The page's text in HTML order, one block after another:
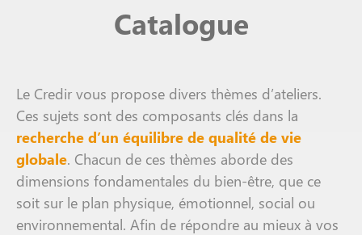
Catalogue
Le Credir vous propose divers thèmes d’ateliers.
Ces sujets sont des composants clés dans la
recherche d’un équilibre de qualité de vie
globale. Chacun de ces thèmes aborde des
dimensions fondamentales du bien-être, que ce
soit sur le plan physique, émotionnel, social ou
environnemental. Afin de répondre au mieux à vos